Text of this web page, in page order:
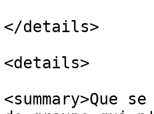
</details>
<details>